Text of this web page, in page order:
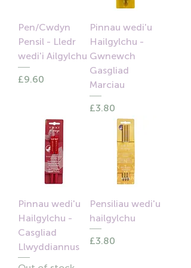
Pen/Cwdyn
Pensil - Lledr
wedi'i Ailgylchu
Price
£9.60
Pinnau wedi'u
Hailgylchu -
Gwnewch
Gasgliad
Marciau
Price
£3.80
Pinnau wedi'u
Hailgylchu -
Casgliad
Llwyddiannus
Pensiliau wedi'u
hailgylchu
Price
£3.80